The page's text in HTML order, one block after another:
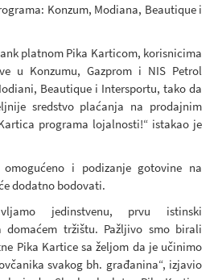
Konzum, Modiana, Beautique i
platnom Pika Karticom, korisnicima
u Konzumu, Gazprom i NIS Petrol
Beautique i Intersportu, tako da
sredstvo plaćanja na prodajnim
programa lojalnosti!“ istakao je
i podizanje gotovine na
dodatno bodovati.
jedinstvenu, prvu istinski
domaćem tržištu. Pažljivo smo birali
Pika Kartice sa željom da je učinimo
svakog bh. građanina“, izjavio